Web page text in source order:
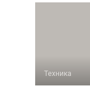
Техника